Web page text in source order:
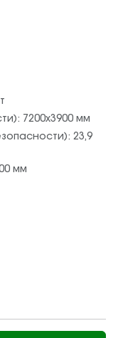
7200х3900 мм
23,9
мм